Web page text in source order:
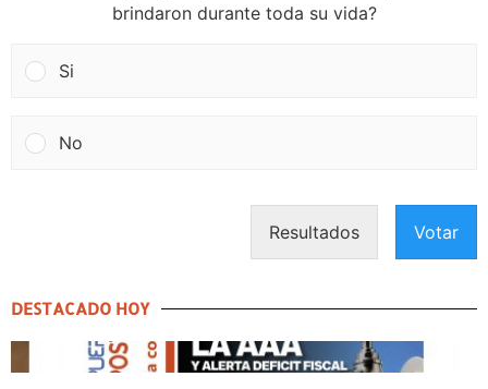
brindaron durante toda su vida?
Si
No
Resultados Votar
DESTACADO HOY